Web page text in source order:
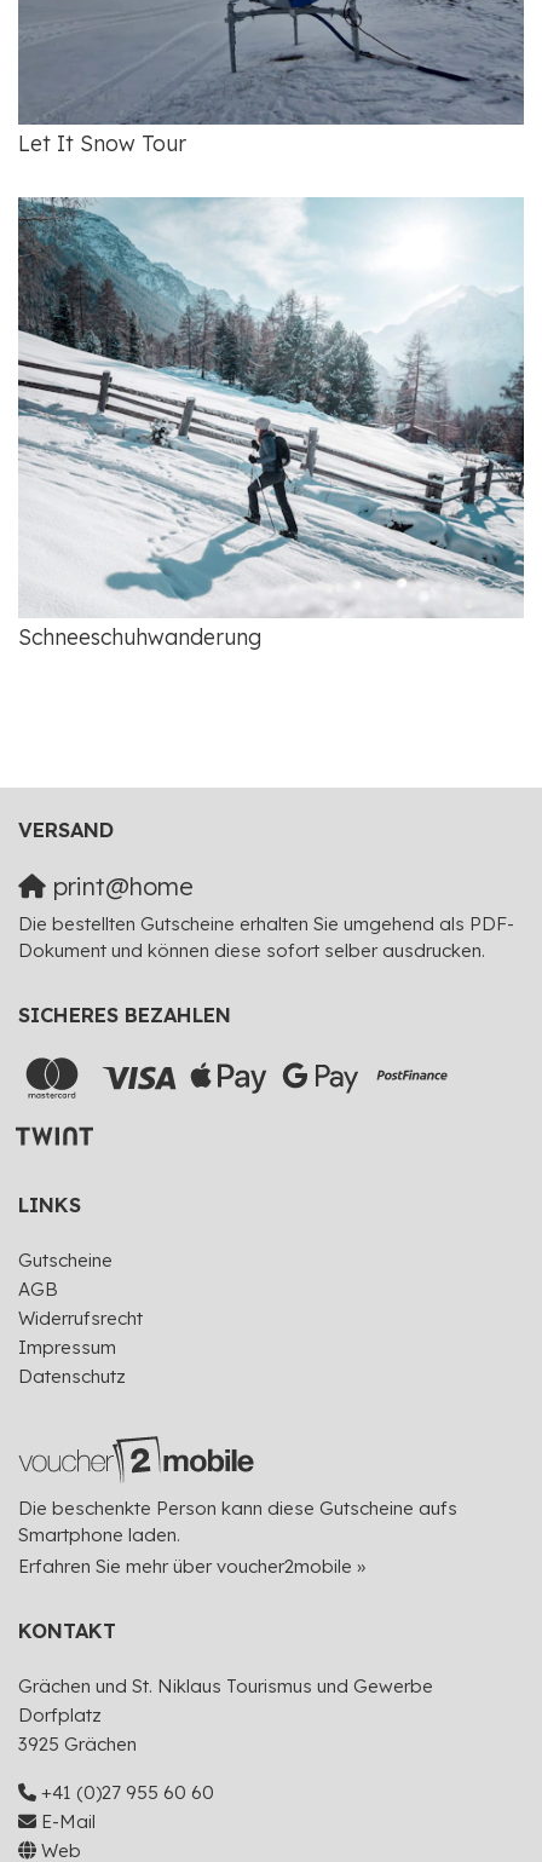
Let It Snow Tour
Schneeschuhwanderung
VERSAND
print@home
Die bestellten Gutscheine erhalten Sie umgehend als PDF-
Dokument und können diese sofort selber ausdrucken.
SICHERES BEZAHLEN
LINKS
Gutscheine
AGB
Widerrufsrecht
Impressum
Datenschutz
Die beschenkte Person kann diese Gutscheine aufs
Smartphone laden.
Erfahren Sie mehr über voucher2mobile »
KONTAKT
Grächen und St. Niklaus Tourismus und Gewerbe
Dorfplatz
3925 Grächen
+41 (0)27 955 60 60
E-Mail
Web